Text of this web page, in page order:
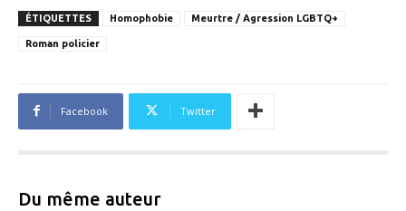
ÉTIQUETTES Homophobie Meurtre / Agression LGBTQ+
Roman policier
Facebook Twitter
Du même auteur